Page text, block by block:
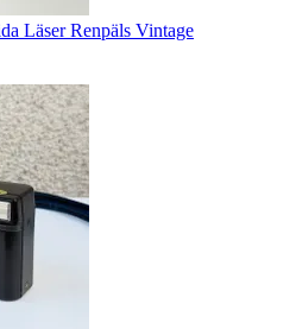
Läser Renpäls Vintage